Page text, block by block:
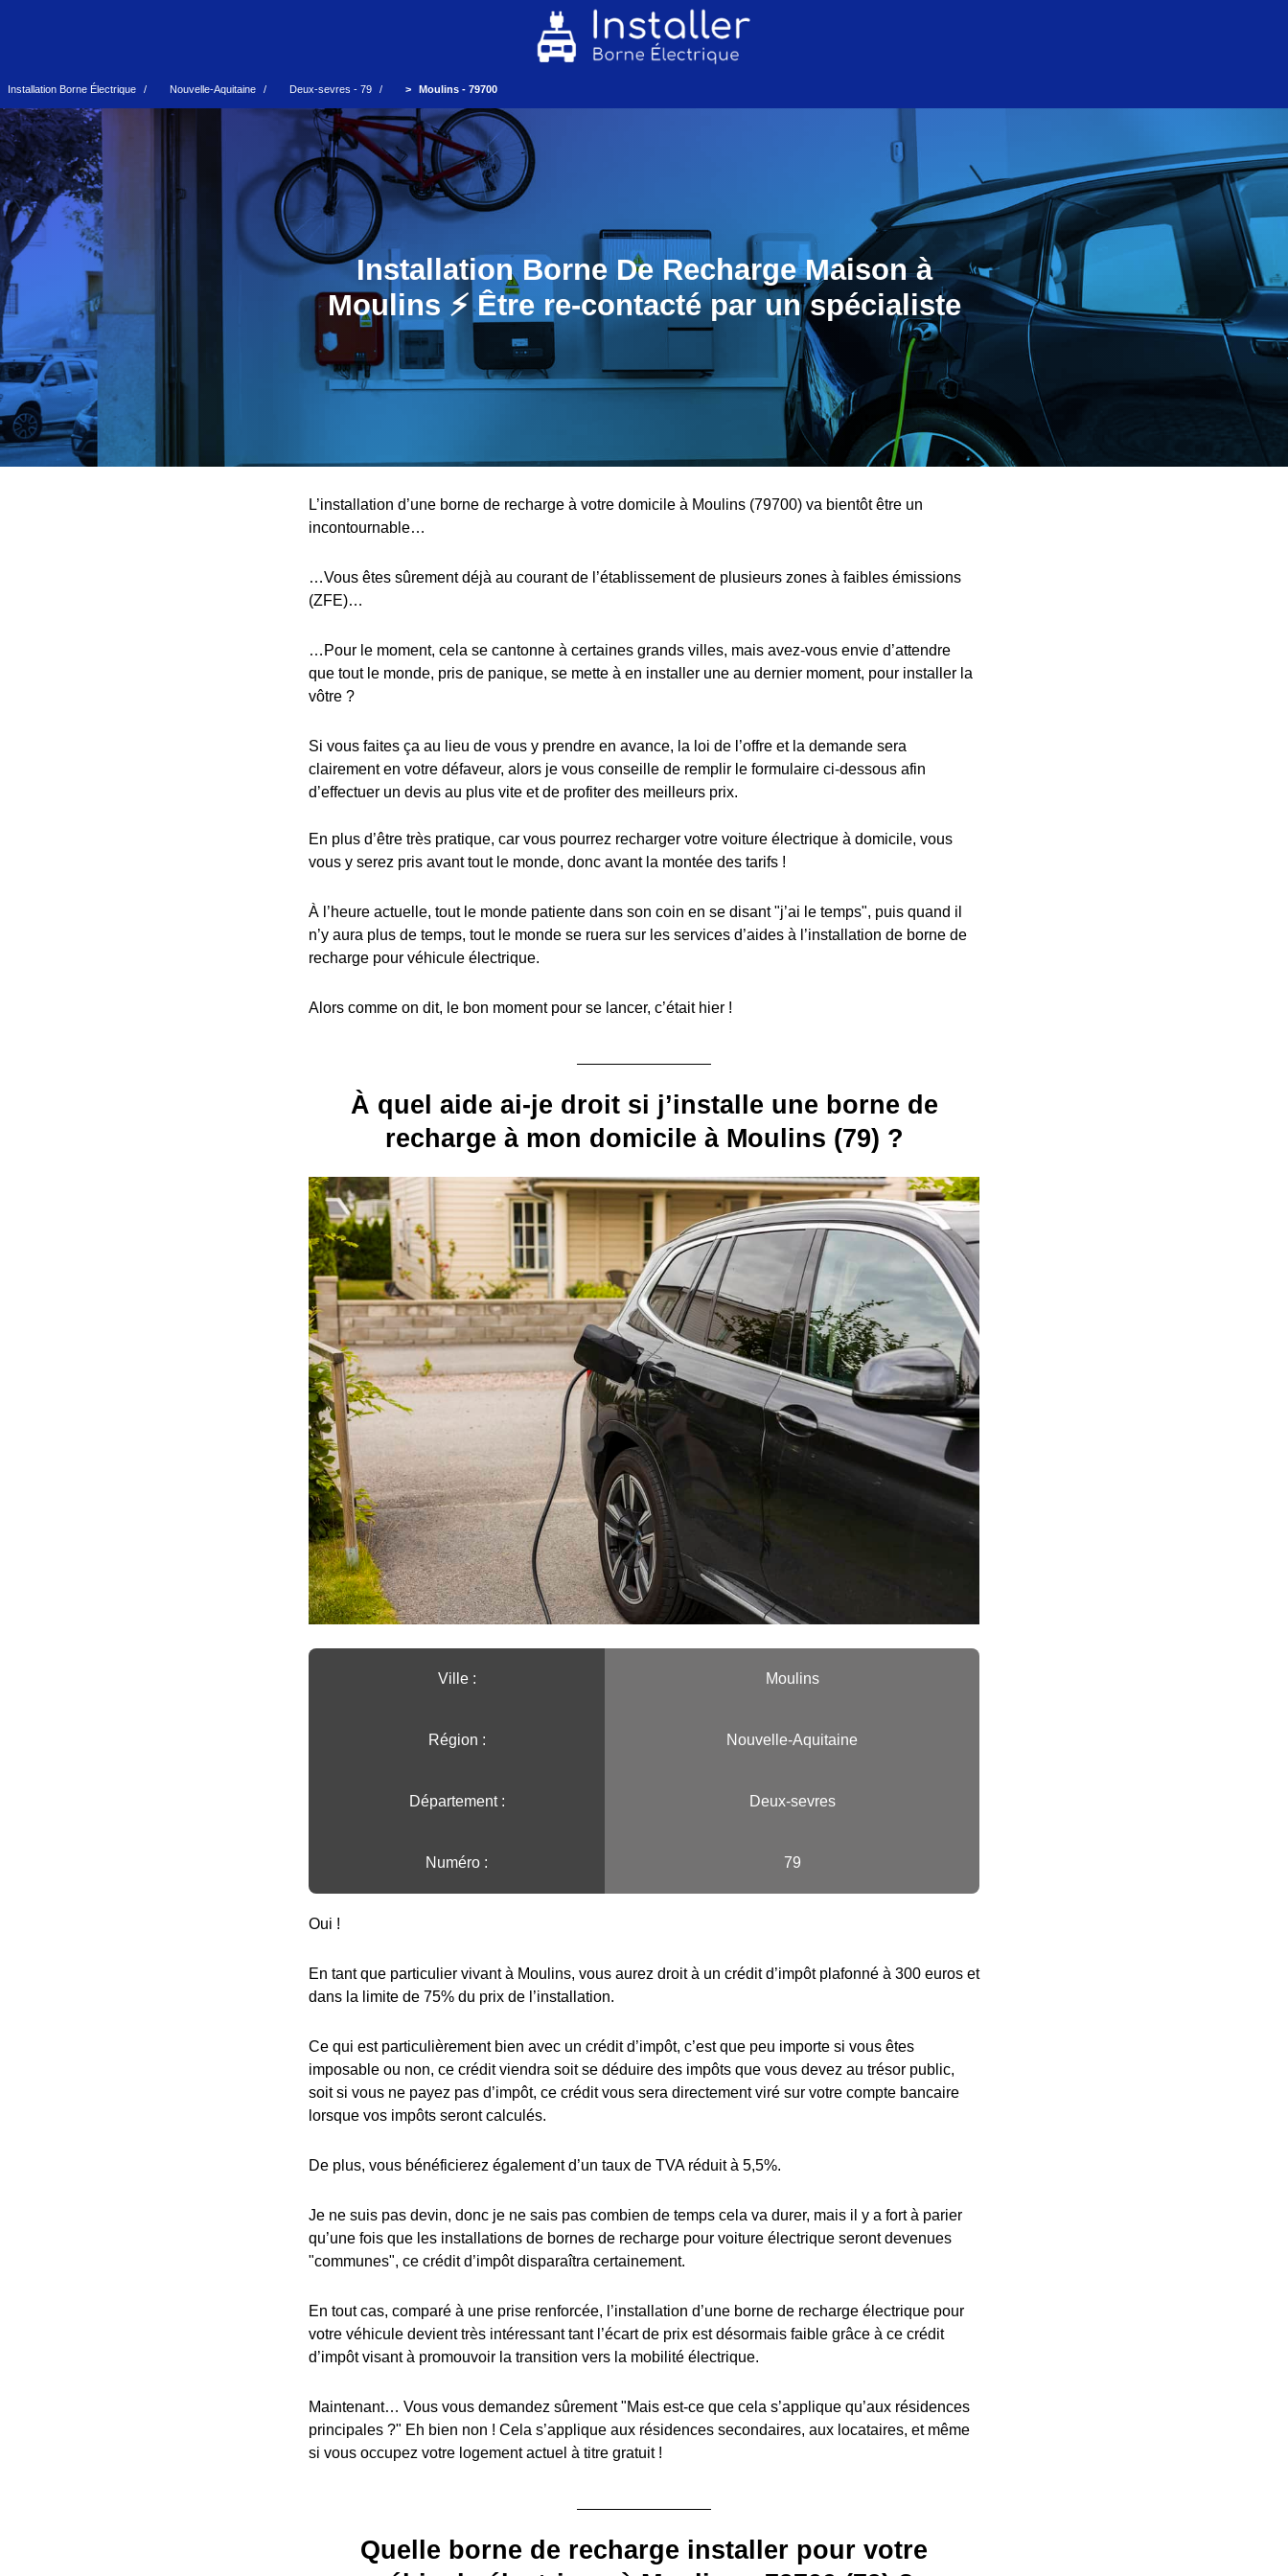
Installation Borne Électrique Nouvelle-Aquitaine Deux-sevres - 79 Moulins - 79700
Installation Borne De Recharge Maison à
Moulins ⚡️ Être re-contacté par un spécialiste
L’installation d’une borne de recharge à votre domicile à Moulins (79700) va bientôt être un
incontournable…
…Vous êtes sûrement déjà au courant de l’établissement de plusieurs zones à faibles émissions
(ZFE)…
…Pour le moment, cela se cantonne à certaines grands villes, mais avez-vous envie d’attendre
que tout le monde, pris de panique, se mette à en installer une au dernier moment, pour installer la
vôtre ?
Si vous faites ça au lieu de vous y prendre en avance, la loi de l’offre et la demande sera
clairement en votre défaveur, alors je vous conseille de remplir le formulaire ci-dessous afin
d’effectuer un devis au plus vite et de profiter des meilleurs prix.
En plus d’être très pratique, car vous pourrez recharger votre voiture électrique à domicile, vous
vous y serez pris avant tout le monde, donc avant la montée des tarifs !
À l’heure actuelle, tout le monde patiente dans son coin en se disant "j’ai le temps", puis quand il
n’y aura plus de temps, tout le monde se ruera sur les services d’aides à l’installation de borne de
recharge pour véhicule électrique.
Alors comme on dit, le bon moment pour se lancer, c’était hier !
À quel aide ai-je droit si j’installe une borne de
recharge à mon domicile à Moulins (79) ?
Ville :️ Moulins
Région :️ Nouvelle-Aquitaine
Département : Deux-sevres
Numéro : 79
Oui !
En tant que particulier vivant à Moulins, vous aurez droit à un crédit d’impôt plafonné à 300 euros et
dans la limite de 75% du prix de l’installation.
Ce qui est particulièrement bien avec un crédit d’impôt, c’est que peu importe si vous êtes
imposable ou non, ce crédit viendra soit se déduire des impôts que vous devez au trésor public,
soit si vous ne payez pas d’impôt, ce crédit vous sera directement viré sur votre compte bancaire
lorsque vos impôts seront calculés.
De plus, vous bénéficierez également d’un taux de TVA réduit à 5,5%.
Je ne suis pas devin, donc je ne sais pas combien de temps cela va durer, mais il y a fort à parier
qu’une fois que les installations de bornes de recharge pour voiture électrique seront devenues
"communes", ce crédit d’impôt disparaîtra certainement.
En tout cas, comparé à une prise renforcée, l’installation d’une borne de recharge électrique pour
votre véhicule devient très intéressant tant l’écart de prix est désormais faible grâce à ce crédit
d’impôt visant à promouvoir la transition vers la mobilité électrique.
Maintenant… Vous vous demandez sûrement "Mais est-ce que cela s’applique qu’aux résidences
principales ?" Eh bien non ! Cela s’applique aux résidences secondaires, aux locataires, et même
si vous occupez votre logement actuel à titre gratuit !
Quelle borne de recharge installer pour votre